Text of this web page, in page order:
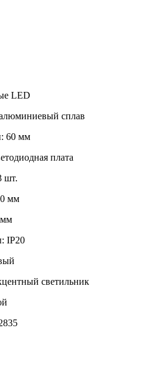
LED
сплав
60 мм
плата
шт.
мм
мм
IP20
светильник